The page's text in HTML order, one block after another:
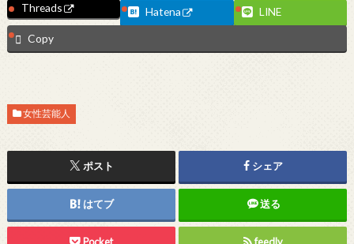
Threads
Hatena
LINE
Copy
女性芸能人
ポスト シェア
はてブ 送る
Pocket feedly